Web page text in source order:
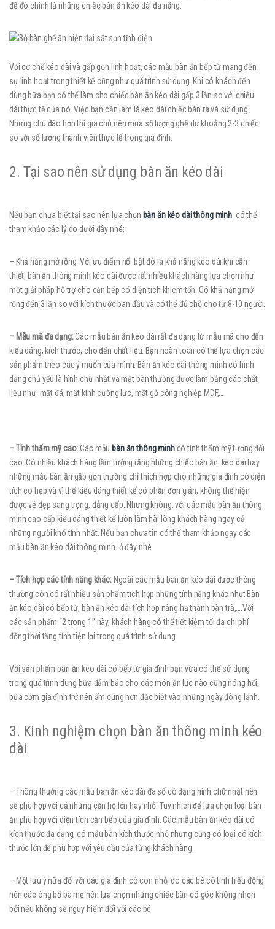
đề đó chính là những chiếc bàn ăn kéo dài đa năng.
Với cơ chế kéo dài và gấp gọn linh hoạt, các mẫu bàn ăn bếp từ mang đến
sự linh hoạt trong thiết kế cũng như quá trình sử dụng. Khi có khách đến
dùng bữa bạn có thể làm cho chiếc bàn ăn kéo dài gấp 3 lần so với chiều
dài thực tế của nó. Việc bạn cần làm là kéo dài chiếc bàn ra và sử dụng.
Nhưng chu đáo hơn thì gia chủ nên mua số lượng ghế dư khoảng 2-3 chiếc
so với số lượng thành viên thực tế trong gia đình.
2. Tại sao nên sử dụng bàn ăn kéo dài
Nếu bạn chưa biết tại sao nên lựa chọn bàn ăn kéo dài thông minh có thể
tham khảo các lý do dưới đây nhé:
– Khả năng mở rộng: Với ưu điểm nổi bật đó là khả năng kéo dài khi cần
thiết, bàn ăn thông minh kéo dài được rất nhiều khách hàng lựa chọn như
một giải pháp hỗ trợ cho căn bếp có diện tích khiêm tốn. Có khả năng mở
rộng đến 3 lần so với kích thước ban đầu và có thể đủ chỗ cho từ 8-10 người.
– Mẫu mã đa dạng:Các mẫu bàn ăn kéo dài rất đa dạng từ mẫu mã cho đến
kiểu dáng, kích thước, cho đến chất liệu. Bạn hoàn toàn có thể lựa chọn các
sản phẩm theo các ý muốn của mình. Bàn ăn kéo dài thông minh có hình
dạng chủ yếu là hình chữ nhật và mặt bàn thường được làm bằng các chất
liệu như: mặt đá, mặt kính cường lực, mặt gỗ công nghiệp MDF,…
– Tính thẩm mỹ cao:Các mẫu bàn ăn thông minhcó tính thẩm mỹ tương đối
cao. Có nhiều khách hàng lầm tưởng rằng những chiếc bàn ăn kéo dài hay
những mẫu bàn ăn gấp gọn thường chỉ thích hợp cho những gia đình có diện
tích eo hẹp và vì thế kiểu dáng thiết kế có phần đơn giản, không thể hiện
được vẻ đẹp sang trọng, đẳng cấp. Nhưng không, với các mẫu bàn ăn thông
minh cao cấp kiểu dáng thiết kế luôn làm hài lòng khách hàng ngay cả
những người khó tính nhất. Nếu bạn chưa tin có thể tham khảo ngay các
mẫu bàn ăn kéo dài thông minh ở đây nhé.
– Tích hợp các tính năng khác:Ngoài các mẫu bàn ăn kéo dài được thông
thường còn có rất nhiều sản phẩm tích hợp những tính năng khác như: Bàn
ăn kéo dài có bếp từ, bàn ăn kéo dài tích hợp nâng hạ thành bàn trà,….Với
các sản phẩm “2 trong 1” này, khách hàng có thể tiết kiệm tối đa chi phí
đồng thời tăng tính tiện lợi trong quá trình sử dụng.
Với sản phẩm bàn ăn kéo dài có bếp từ gia đình bạn vừa có thể sử dụng
trong quá trình dùng bữa đảm bảo cho các món ăn lúc nào cũng nóng hổi,
bữa cơm gia đình trở nên ấm cúng hơn đặc biệt vào những ngày đông lạnh.
3. Kinh nghiệm chọn bàn ăn thông minh kéo
dài
– Thông thường các mẫu bàn ăn kéo dài đa số có dạng hình chữ nhật nên
sẽ phù hợp với cả những căn hộ lớn hay nhỏ. Tuy nhiên để lựa chọn loại bàn
ăn phù hợp với diện tích căn bếp của gia đình. Các mẫu bàn ăn kéo dài có
kích thước đa dạng, có mẫu bàn kích thước nhỏ nhưng cũng có loại có kích
thước lớn để phù hợp với yêu cầu của từng khách hàng.
– Một lưu ý nữa đối với các gia đình có con nhỏ, do các bé có tính hiếu động
nên các ông bố bà mẹ nên lựa chọn những chiếc bàn có góc không nhọn
bởi nếu không sẽ nguy hiểm đối với các bé.